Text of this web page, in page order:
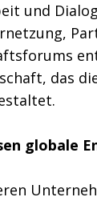
und
das
globale